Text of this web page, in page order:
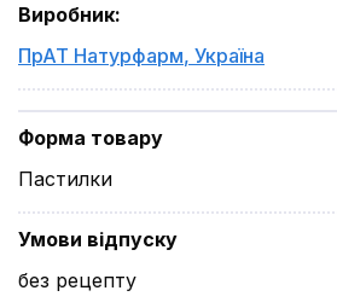
Виробник:
ПрАТ Натурфарм, Україна
Форма товару
Пастилки
Умови відпуску
без рецепту